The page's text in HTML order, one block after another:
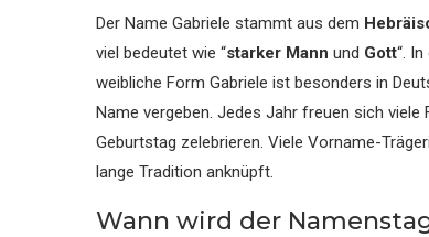
Der Name Gabriele stammt aus dem
viel bedeutet wie “starker Mann und Gott“.
weibliche Form Gabriele ist besonders in
Name vergeben. Jedes Jahr freuen sich
Geburtstag zelebrieren. Viele Vorname-
lange Tradition anknüpft.
Wann wird der